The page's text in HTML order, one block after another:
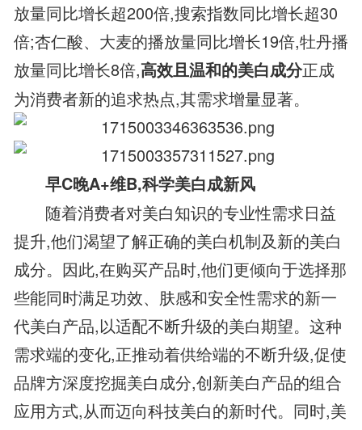
放量同比增长超200倍,搜索指数同比增长超30
倍;杏仁酸、大麦的播放量同比增长19倍,牡丹播
放量同比增长8倍,高效且温和的美白成分正成
为消费者新的追求热点,其需求增量显著。
早C晚A+维B,科学美白成新风
随着消费者对美白知识的专业性需求日益
提升,他们渴望了解正确的美白机制及新的美白
成分。因此,在购买产品时,他们更倾向于选择那
些能同时满足功效、肤感和安全性需求的新一
代美白产品,以适配不断升级的美白期望。这种
需求端的变化,正推动着供给端的不断升级,促使
品牌方深度挖掘美白成分,创新美白产品的组合
应用方式,从而迈向科技美白的新时代。同时,美